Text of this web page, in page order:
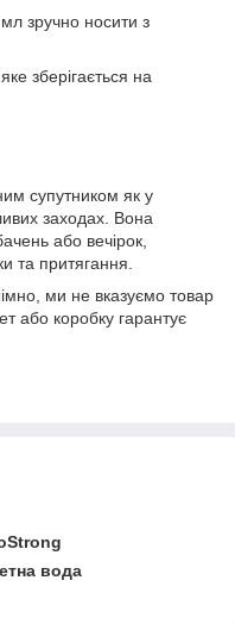
зручно носити з
зберігається на
супутником як у
заходах. Вона
або вечірок,
та притягання.
ми не вказуємо товар
або коробку гарантує
вода